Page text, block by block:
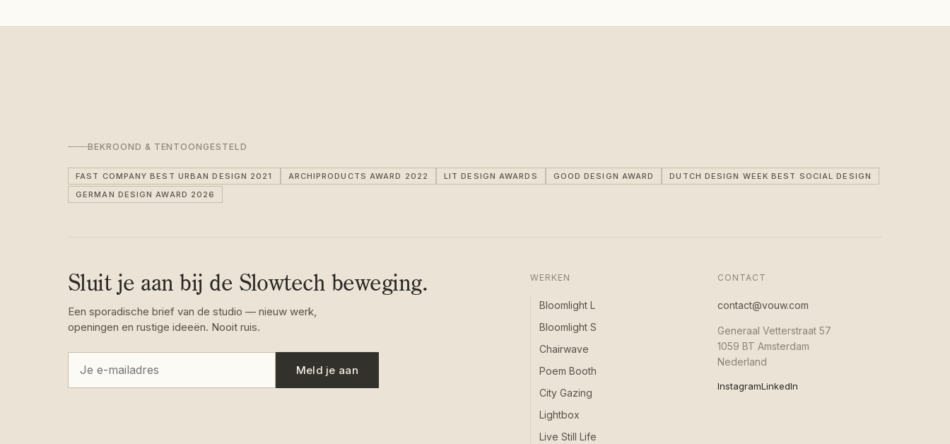
BEKROOND & TENTOONGESTELD
FAST COMPANY BEST URBAN DESIGN 2021 ARCHIPRODUCTS AWARD 2022 LIT DESIGN AWARDS GOOD DESIGN AWARD
DUTCH DESIGN WEEK BEST SOCIAL DESIGN
GERMAN DESIGN AWARD 2026
Sluit je aan bij de Slowtech beweging.
Een sporadische brief van de studio — nieuw werk,
openingen en rustige ideeën. Nooit ruis.
Meld je aan
WERKEN
Bloomlight L
Bloomlight S
Chairwave
Poem Booth
City Gazing
Lightbox
Live Still Life
CONTACT
contact@vouw.com
Generaal Vetterstraat 57
1059 BT Amsterdam
Nederland
InstagramLinkedIn